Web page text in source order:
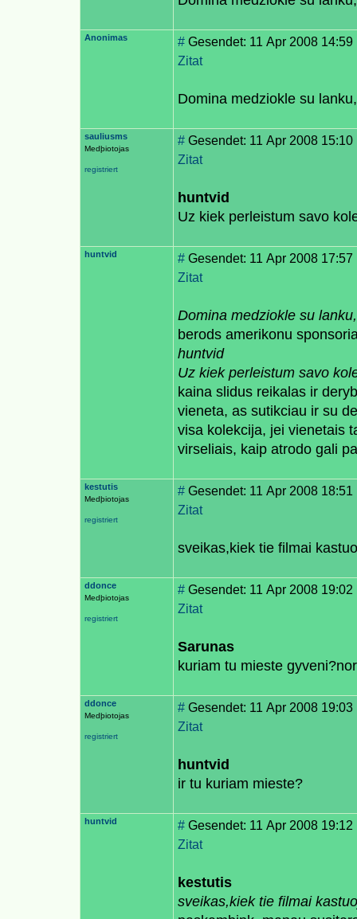
Anonimas # Gesendet: 11 Apr 2008 14:59
Zitat
Domina medziokle su
sauliusms
Medþiotojas
registriert
# Gesendet: 11 Apr 2008 15:10
Zitat
huntvid
Uz kiek perleistum savo
huntvid # Gesendet: 11 Apr 2008 17:57
Zitat
Domina medziokle su
berods amerikonu
huntvid
Uz kiek perleistum savo
kaina slidus reikalas ir
vieneta, as sutikciau ir su
visa kolekcija, jei vienetais
virseliais, kaip atrodo gali
kestutis
Medþiotojas
registriert
# Gesendet: 11 Apr 2008 18:51
Zitat
sveikas,kiek tie filmai
ddonce
Medþiotojas
registriert
# Gesendet: 11 Apr 2008 19:02
Zitat
Sarunas
kuriam tu mieste
ddonce
Medþiotojas
registriert
# Gesendet: 11 Apr 2008 19:03
Zitat
huntvid
ir tu kuriam mieste?
huntvid # Gesendet: 11 Apr 2008 19:12
Zitat
kestutis
sveikas,kiek tie filmai